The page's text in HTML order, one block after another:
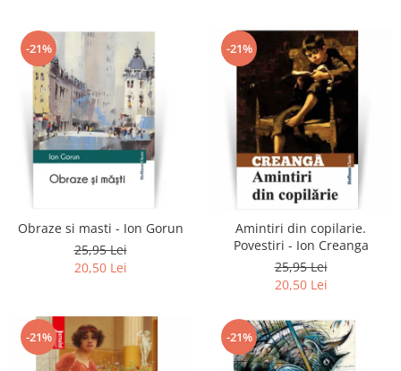
-21%
Obraze si masti - Ion Gorun
25,95 Lei
20,50 Lei
-21%
Amintiri din copilarie.
Povestiri - Ion Creanga
25,95 Lei
20,50 Lei
-21% -21%